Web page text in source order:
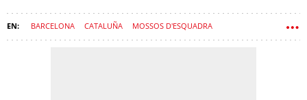
BARCELONA CATALUÑA MOSSOS D'ESQUADRA